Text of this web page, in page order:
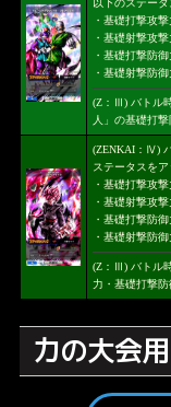
以下のステー
・基礎打撃攻
・基礎射撃攻
・基礎打撃防
・基礎射撃防
(Z：Ⅲ) バトル
人」の基礎打
(ZENKAI：Ⅳ)
ステータスをア
・基礎打撃攻
・基礎射撃攻
・基礎打撃防
・基礎射撃防
(Z：Ⅲ) バトル
力・基礎打撃
力の大会